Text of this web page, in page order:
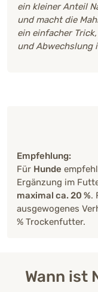
ein kleiner Anteil
und macht die
ein einfacher
und Abwechslung
Empfehlung:
Für Hunde
Ergänzung im
maximal ca. 20 %.
ausgewogenes
% Trockenfutter.
Wann ist